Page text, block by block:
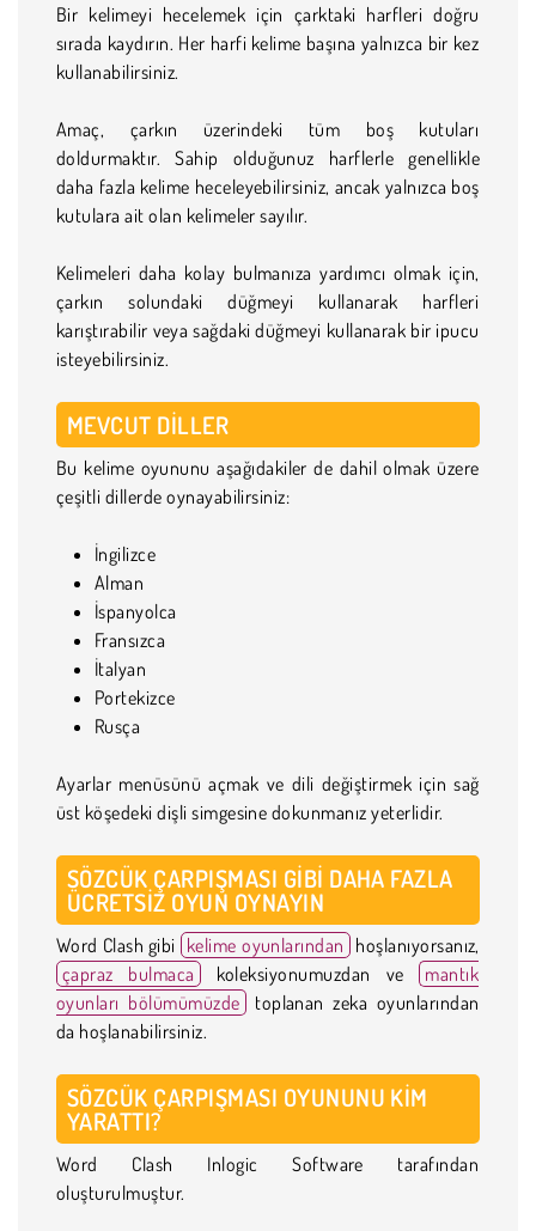
Bir kelimeyi hecelemek için çarktaki harfleri doğru
sırada kaydırın. Her harfi kelime başına yalnızca bir kez
kullanabilirsiniz.
Amaç, çarkın üzerindeki tüm boş kutuları
doldurmaktır. Sahip olduğunuz harflerle genellikle
daha fazla kelime heceleyebilirsiniz, ancak yalnızca boş
kutulara ait olan kelimeler sayılır.
Kelimeleri daha kolay bulmanıza yardımcı olmak için,
çarkın solundaki düğmeyi kullanarak harfleri
karıştırabilir veya sağdaki düğmeyi kullanarak bir ipucu
isteyebilirsiniz.
MEVCUT DILLER
Bu kelime oyununu aşağıdakiler de dahil olmak üzere
çeşitli dillerde oynayabilirsiniz:
İngilizce
Alman
İspanyolca
Fransızca
İtalyan
Portekizce
Rusça
Ayarlar menüsünü açmak ve dili değiştirmek için sağ
üst köşedeki dişli simgesine dokunmanız yeterlidir.
SÖZCÜK ÇARPIŞMASI GIBI DAHA FAZLA
ÜCRETSIZ OYUN OYNAYIN
Word Clash gibi kelime oyunlarından hoşlanıyorsanız,
çapraz bulmaca koleksiyonumuzdan ve mantık
oyunları bölümümüzde toplanan zeka oyunlarından
da hoşlanabilirsiniz.
SÖZCÜK ÇARPIŞMASI OYUNUNU KIM
YARATTI?
Word Clash Inlogic Software tarafından
oluşturulmuştur.